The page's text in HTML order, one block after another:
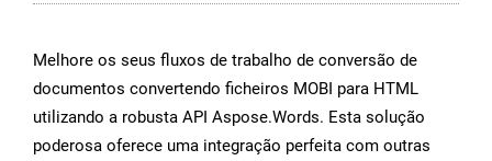
Melhore os seus fluxos de trabalho de conversão de
documentos convertendo ficheiros MOBI para HTML
utilizando a robusta API Aspose.Words. Esta solução
poderosa oferece uma integração perfeita com outras